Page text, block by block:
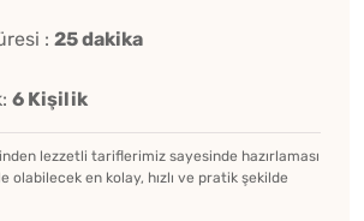
: 25 dakika
6 Kişilik
lezzetli tariflerimiz sayesinde hazırlaması
olabilecek en kolay, hızlı ve pratik şekilde